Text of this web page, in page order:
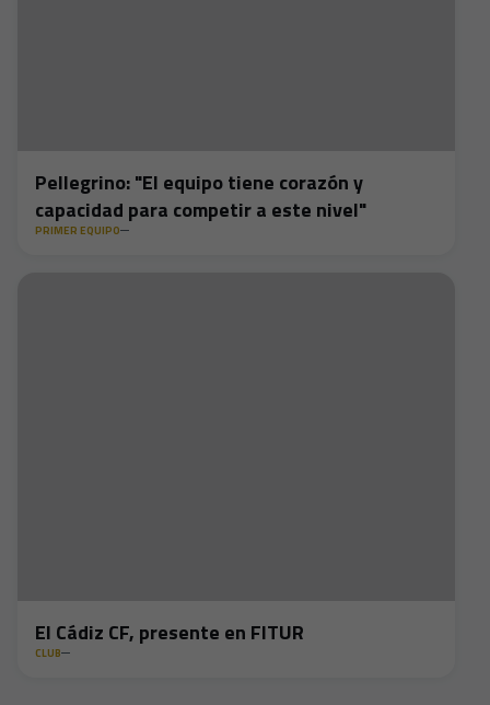
Pellegrino: "El equipo tiene corazón y
capacidad para competir a este nivel"
PRIMER EQUIPO
El Cádiz CF, presente en FITUR
CLUB